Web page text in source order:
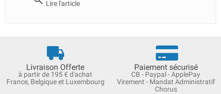
Lire l'article
Livraison Offerte
à partir de 195 € d'achat
France, Belgique et Luxembourg
Paiement sécurisé
CB - Paypal - ApplePay
Virement - Mandat Administratif
Chorus